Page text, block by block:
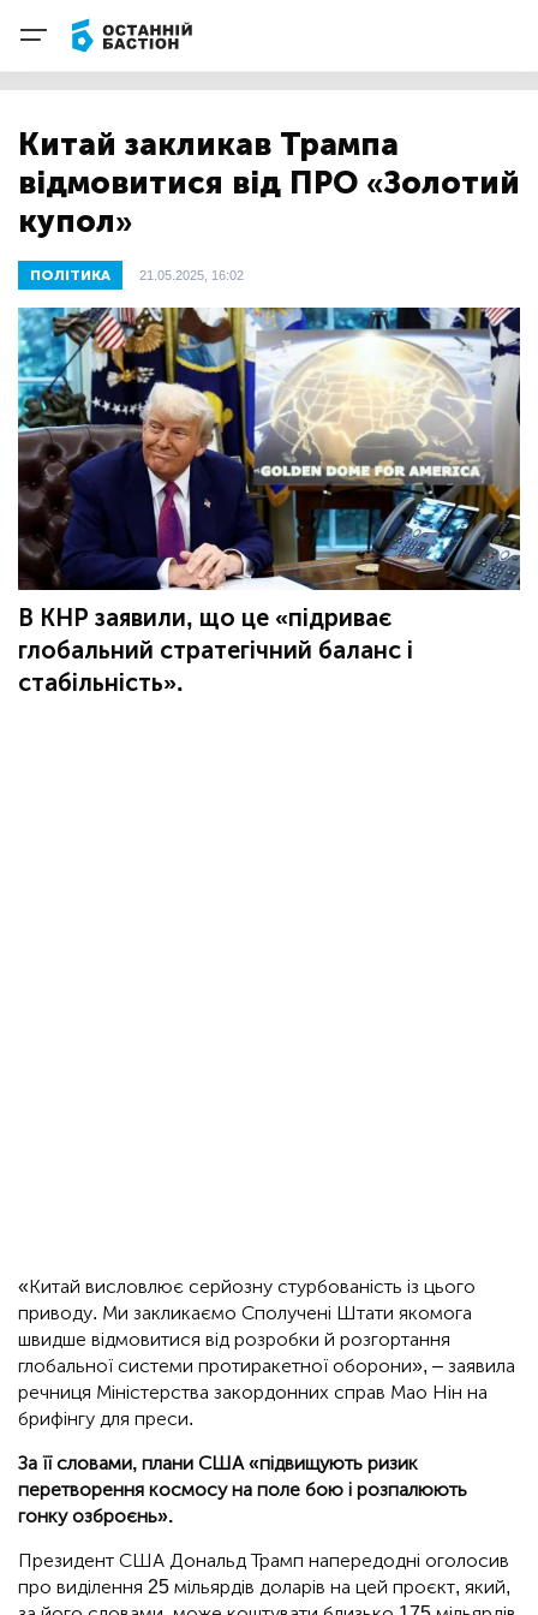
Китай закликав Трампа
відмовитися від ПРО «Золотий
купол»
ПОЛІТИКА 21.05.2025, 16:02
В КНР заявили, що це «підриває
глобальний стратегічний баланс і
стабільність».
«Китай висловлює серйозну стурбованість із цього
приводу. Ми закликаємо Сполучені Штати якомога
швидше відмовитися від розробки й розгортання
глобальної системи протиракетної оборони», – заявила
речниця Міністерства закордонних справ Мао Нін на
брифінгу для преси.
За її словами, плани США «підвищують ризик
перетворення космосу на поле бою і розпалюють
гонку озброєнь».
Президент США Дональд Трамп напередодні оголосив
про виділення 25 мільярдів доларів на цей проєкт, який,